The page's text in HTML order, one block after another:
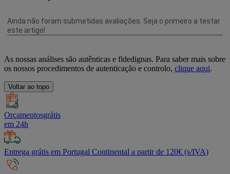
As nossas análises são autênticas e fidedignas. Para saber mais sobre
os nossos procedimentos de autenticação e controlo, clique aqui.
Voltar ao topo
Orçamentosgrátis
em 24h
Entrega grátis em Portugal Continental a partir de 120€ (s/IVA)